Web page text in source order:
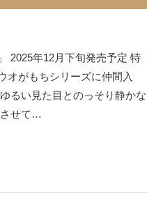
2025年12月下旬発売予定 特
オがもちシリーズに仲間入
るい見た目とのっそり静かな
せて…